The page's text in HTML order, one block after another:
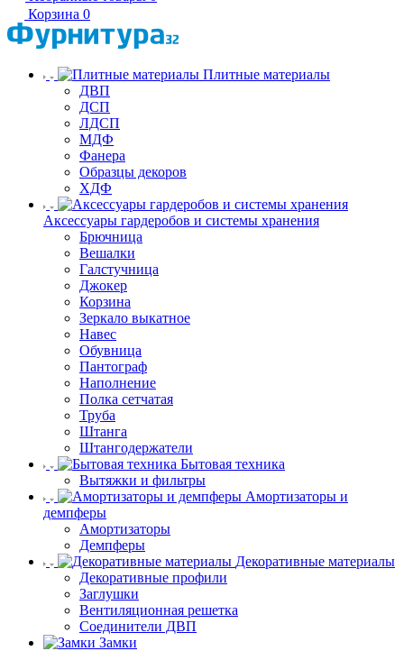
Корзина 0
Плитные материалы
ДВП
ДСП
ЛДСП
МДФ
Фанера
Образцы декоров
ХДФ
Аксессуары гардеробов и системы хранения
Брючница
Вешалки
Галстучница
Джокер
Корзина
Зеркало выкатное
Навес
Обувница
Пантограф
Наполнение
Полка сетчатая
Труба
Штанга
Штангодержатели
Бытовая техника
Вытяжки и фильтры
Амортизаторы и
демпферы
Амортизаторы
Демпферы
Декоративные материалы
Декоративные профили
Заглушки
Вентиляционная решетка
Соединители ДВП
Замки